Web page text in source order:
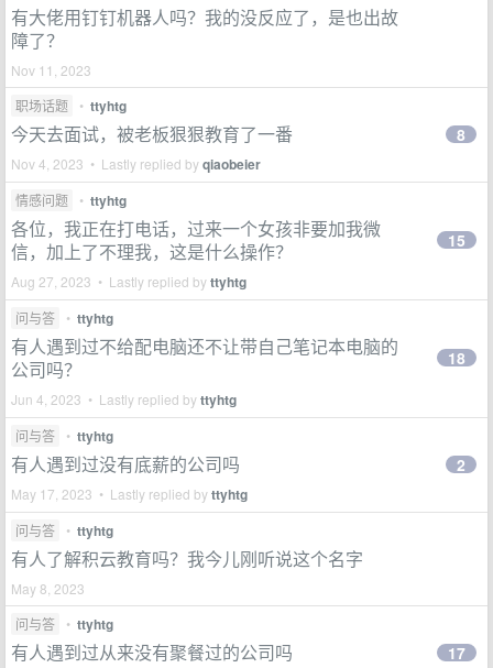
有大佬用钉钉机器人吗？我的没反应了，是也出故
障了？
Nov 11, 2023
职场话题
• ttyhtg
今天去面试，被老板狠狠教育了一番
Nov 4, 2023 • Lastly replied byqiaobeier
8
情感问题 • ttyhtg
各位，我正在打电话，过来一个女孩非要加我微
信，加上了不理我，这是什么操作？
Aug 27, 2023 • Lastly replied byttyhtg
15
问与答 • ttyhtg
有人遇到过不给配电脑还不让带自己笔记本电脑的
公司吗？
Jun 4, 2023 • Lastly replied byttyhtg
18
问与答 • ttyhtg
有人遇到过没有底薪的公司吗
May 17, 2023 • Lastly replied byttyhtg
2
问与答 • ttyhtg
有人了解积云教育吗？我今儿刚听说这个名字
May 8, 2023
问与答
• ttyhtg
有人遇到过从来没有聚餐过的公司吗 17